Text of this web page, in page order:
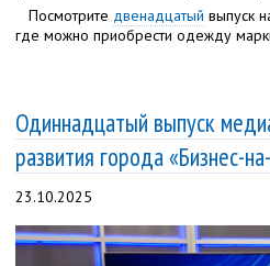
Посмотрите двенадцатый выпуск
где можно приобрести одежду
Одиннадцатый выпуск
развития города «Бизнес-
23.10.2025